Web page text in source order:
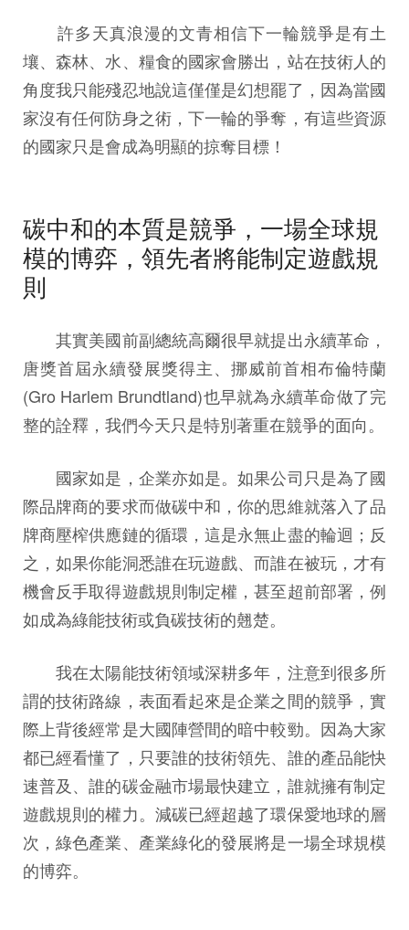
許多天真浪漫的文青相信下一輪競爭是有土
壤、森林、水、糧食的國家會勝出，站在技術人的
角度我只能殘忍地說這僅僅是幻想罷了，因為當國
家沒有任何防身之術，下一輪的爭奪，有這些資源
的國家只是會成為明顯的掠奪目標！
碳中和的本質是競爭，一場全球規
模的博弈，領先者將能制定遊戲規
則
其實美國前副總統高爾很早就提出永續革命，
唐獎首屆永續發展獎得主、挪威前首相布倫特蘭
(Gro Harlem Brundtland)也早就為永續革命做了完
整的詮釋，我們今天只是特別著重在競爭的面向。
國家如是，企業亦如是。如果公司只是為了國
際品牌商的要求而做碳中和，你的思維就落入了品
牌商壓榨供應鏈的循環，這是永無止盡的輪迴；反
之，如果你能洞悉誰在玩遊戲、而誰在被玩，才有
機會反手取得遊戲規則制定權，甚至超前部署，例
如成為綠能技術或負碳技術的翹楚。
我在太陽能技術領域深耕多年，注意到很多所
謂的技術路線，表面看起來是企業之間的競爭，實
際上背後經常是大國陣營間的暗中較勁。因為大家
都已經看懂了，只要誰的技術領先、誰的產品能快
速普及、誰的碳金融市場最快建立，誰就擁有制定
遊戲規則的權力。減碳已經超越了環保愛地球的層
次，綠色產業、產業綠化的發展將是一場全球規模
的博弈。